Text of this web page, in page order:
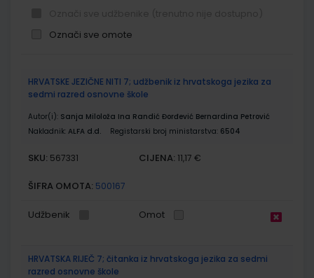
Označi sve omote
proizvodi
HRVATSKE JEZIČNE NITI 7; udžbenik iz hrvatskoga jezika za
sedmi razred osnovne škole
Autor(i): Sanja Miloloža Ina Randić Đorđević Bernardina Petrović
Nakladnik: ALFA d.d. Registarski broj ministarstva: 6504
SKU: 567331 CIJENA: 11,17 €
ŠIFRA OMOTA: 500167
Udžbenik Omot
HRVATSKA RIJEČ 7; čitanka iz hrvatskoga jezika za sedmi
razred osnovne škole